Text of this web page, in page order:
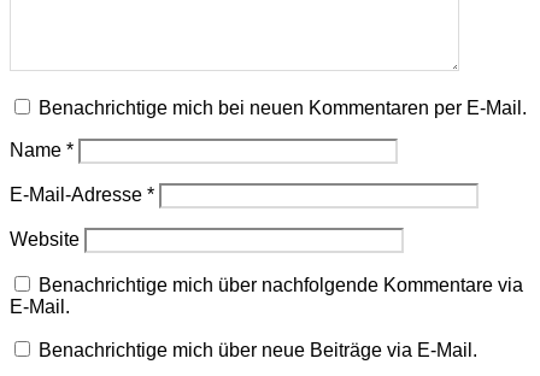
Benachrichtige mich bei neuen Kommentaren per E-Mail.
Name *
E-Mail-Adresse *
Website
Benachrichtige mich über nachfolgende Kommentare via
E-Mail.
Benachrichtige mich über neue Beiträge via E-Mail.